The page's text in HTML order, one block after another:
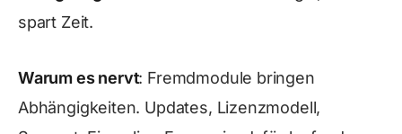
spart Zeit.
Warum es nervt: Fremdmodule bringen
Abhängigkeiten. Updates, Lizenzmodell,